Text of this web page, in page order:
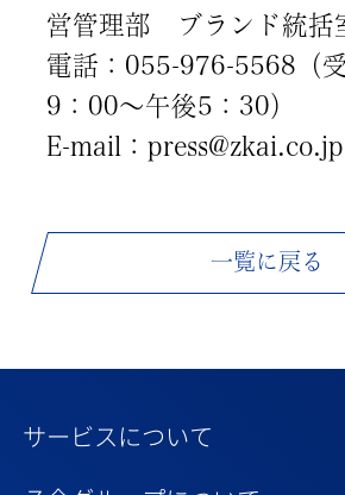
営管理部 ブランド統括
電話：055-976-5568（
9：00～午後5：30）
E-mail：press@zkai.co.jp
一覧に戻る
サービスについて